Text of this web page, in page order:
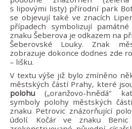
s lipovými listy) přírodní park
se objevují také ve znacích
případech symbolizují
znaku Šeberova je odkazem na
Šeberovské Louky. Znak
zobrazuje dokonce dodnes zde
– lišku.
V textu výše již bylo zmíněno
městských částí Prahy, které
polohu („oranžovo-hnědá“
symboly polohy městských
znaku Petrovic znázorňující
údolí. Kočár ve znaku